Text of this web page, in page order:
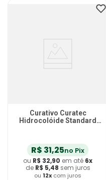
Curativo Curatec
Hidrocolóide Standard
R$ 31,25no Pix
ou R$ 32,90 em até 6x
de R$ 5,48 sem juros
ou 12x com juros